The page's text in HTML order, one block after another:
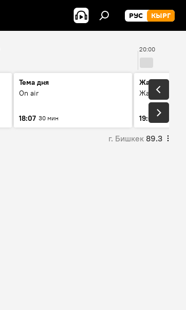
РУС КЫРГ
20:00
Тема дня
On air
18:07 30 мин
Жаңылыктар
19:01 5 мин
г. Бишкек 89.3